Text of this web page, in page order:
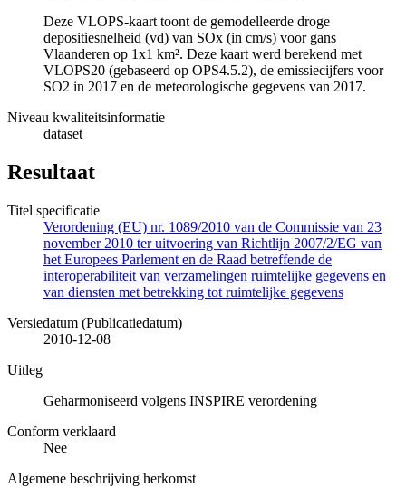
Deze VLOPS-kaart toont de gemodelleerde droge
depositiesnelheid (vd) van SOx (in cm/s) voor gans
Vlaanderen op 1x1 km². Deze kaart werd berekend met
VLOPS20 (gebaseerd op OPS4.5.2), de emissiecijfers voor
SO2 in 2017 en de meteorologische gegevens van 2017.
Niveau kwaliteitsinformatie
dataset
Resultaat
Titel specificatie
Verordening (EU) nr. 1089/2010 van de Commissie van 23
november 2010 ter uitvoering van Richtlijn 2007/2/EG van
het Europees Parlement en de Raad betreffende de
interoperabiliteit van verzamelingen ruimtelijke gegevens en
van diensten met betrekking tot ruimtelijke gegevens
Versiedatum (Publicatiedatum)
2010-12-08
Uitleg
Geharmoniseerd volgens INSPIRE verordening
Conform verklaard
Nee
Algemene beschrijving herkomst